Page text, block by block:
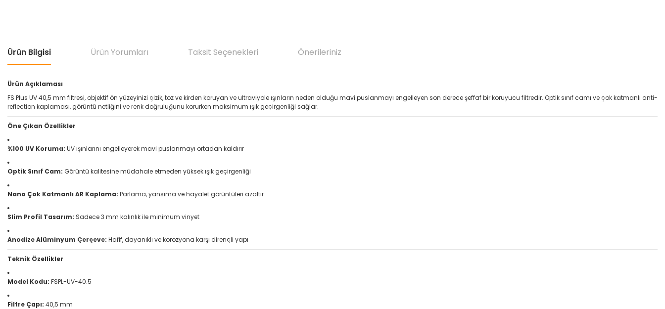
Ürün Bilgisi Ürün Yorumları Taksit Seçenekleri Önerileriniz
Ürün Açıklaması
FS Plus UV 40,5 mm filtresi, objektif ön yüzeyinizi çizik, toz ve kirden koruyan ve ultraviyole ışınların neden olduğu mavi puslanmayı engelleyen son derece şeffaf bir koruyucu filtredir. Optik sınıf camı ve çok katmanlı anti-
reflection kaplaması, görüntü netliğini ve renk doğruluğunu korurken maksimum ışık geçirgenliği sağlar.
Öne Çıkan Özellikler
%100 UV Koruma: UV ışınlarını engelleyerek mavi puslanmayı ortadan kaldırır
Optik Sınıf Cam: Görüntü kalitesine müdahale etmeden yüksek ışık geçirgenliği
Nano Çok Katmanlı AR Kaplama: Parlama, yansıma ve hayalet görüntüleri azaltır
Slim Profil Tasarım: Sadece 3 mm kalınlık ile minimum vinyet
Anodize Alüminyum Çerçeve: Hafif, dayanıklı ve korozyona karşı dirençli yapı
Teknik Özellikler
Model Kodu: FSPL-UV-40.5
Filtre Çapı: 40,5 mm